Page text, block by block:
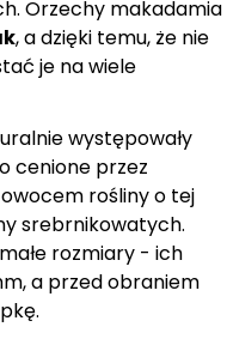
Orzechy makadamia
, a dzięki temu, że nie
je na wiele
występowały
cenione przez
rośliny o tej
srebrnikowatych.
rozmiary - ich
a przed obraniem